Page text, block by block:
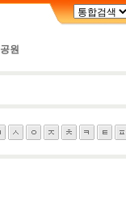
공원